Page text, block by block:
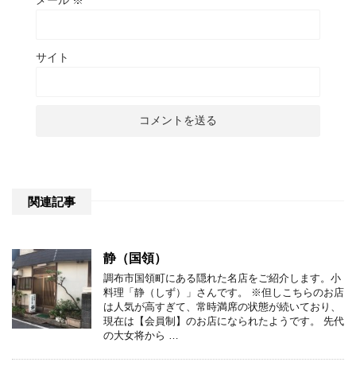
サイト
関連記事
静（国領）
調布市国領町にある隠れた名店をご紹介します。小
料理「静（しず）」さんです。 ※但しこちらのお店
は人気が高すぎて、常時満席の状態が続いており、
現在は【会員制】のお店になられたようです。 先代
の大女将から …